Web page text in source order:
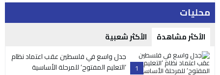
محليات
الأكثر مشاهدة الأكثر شعبية
1
جدل واسع في فلسطين عقب اعتماد نظام
‘التعليم المفتوح’ للمرحلة الأساسية